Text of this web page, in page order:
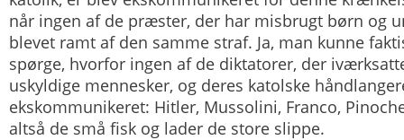
når ingen af de præster, der har misbrugt børn og
blevet ramt af den samme straf. Ja, man kunne
spørge, hvorfor ingen af de diktatorer, der
uskyldige mennesker, og deres katolske
ekskommunikeret: Hitler, Mussolini, Franco,
altså de små fisk og lader de store slippe.